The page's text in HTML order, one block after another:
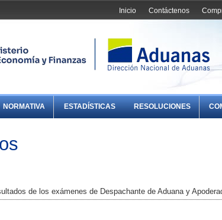
Contáctenos
Inicio
NORMATIVA ESTADÍSTICAS RESOLUCIONES
de los exámenes de Despachante de Aduana y